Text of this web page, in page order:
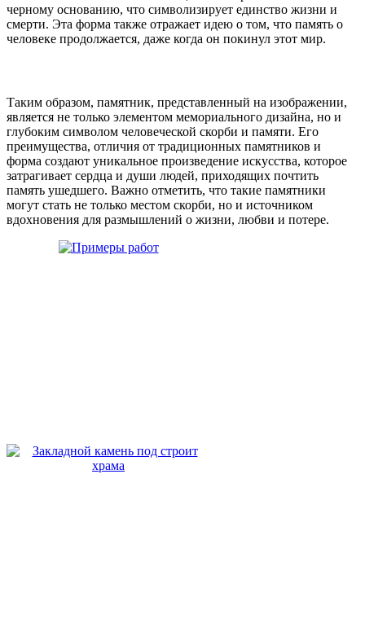
черному основанию, что символизирует единство жизни и
смерти. Эта форма также отражает идею о том, что память о
человеке продолжается, даже когда он покинул этот мир.
Таким образом, памятник, представленный на изображении,
является не только элементом мемориального дизайна, но и
глубоким символом человеческой скорби и памяти. Его
преимущества, отличия от традиционных памятников и
форма создают уникальное произведение искусства, которое
затрагивает сердца и души людей, приходящих почтить
память ушедшего. Важно отметить, что такие памятники
могут стать не только местом скорби, но и источником
вдохновения для размышлений о жизни, любви и потере.